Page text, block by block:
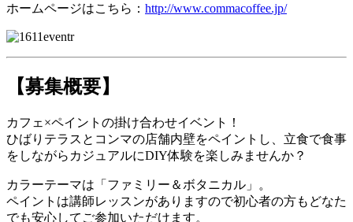
ホームページはこちら： http://www.commacoffee.jp/
【募集概要】
カフェ×ペイントの掛け合わせイベント！
ひばりテラスとコンマの店舗内壁をペイントし、立食で食事
をしながらカジュアルにDIY体験を楽しみませんか？
カラーテーマは「ファミリー＆ボタニカル」。
ペイントは講師レッスンがありますので初心者の方もどなた
でも安心してご参加いただけます。